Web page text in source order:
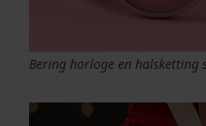
Bering horloge en halsketting